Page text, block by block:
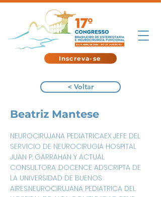
Inscreva-se
< Voltar
Beatriz Mantese
NEUROCIRUJANA PEDIATRICAEX JEFE DEL
SERVICIO DE NEUROCIRUGIA HOSPITAL
JUAN P. GARRAHAN Y ACTUAL
CONSULTORA .DOCENCE ADSCRIPTA DE
LA UNIVERSIDAD DE BUENOS
AIRES.NEUROCIRUJANA PEDIATRICA DEL